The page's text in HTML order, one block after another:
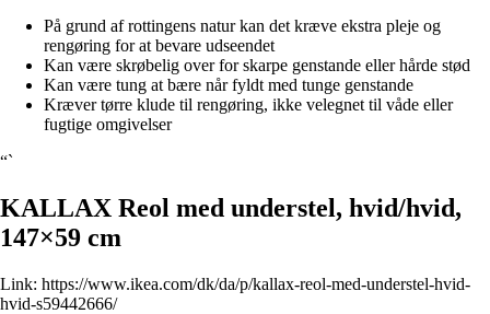
På grund af rottingens natur kan det kræve ekstra pleje og
rengøring for at bevare udseendet
Kan være skrøbelig over for skarpe genstande eller hårde stød
Kan være tung at bære når fyldt med tunge genstande
Kræver tørre klude til rengøring, ikke velegnet til våde eller
fugtige omgivelser
“`
KALLAX Reol med understel, hvid/hvid,
147×59 cm
Link: https://www.ikea.com/dk/da/p/kallax-reol-med-understel-hvid-
hvid-s59442666/